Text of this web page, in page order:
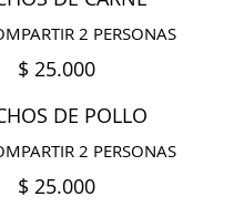
$ 25.000
DE POLLO
2 PERSONAS
$ 25.000